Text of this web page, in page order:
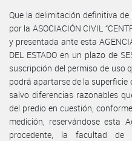
Que la delimitación definitiva
por la ASOCIACIÓN CIVIL
y presentada ante esta
DEL ESTADO en un plazo de
suscripción del permiso de uso
podrá apartarse de la superficie
salvo diferencias razonables
del predio en cuestión,
medición, reservándose esta
procedente, la facultad de